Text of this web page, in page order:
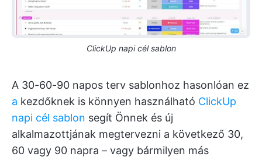
ClickUp napi cél sablon
A 30-60-90 napos terv sablonhoz hasonlóan ez
a kezdőknek is könnyen használható ClickUp
napi cél sablon segít Önnek és új
alkalmazottjának megtervezni a következő 30,
60 vagy 90 napra – vagy bármilyen más